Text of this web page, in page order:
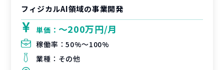
フィジカルAI領域の事業開発
単価： 〜200万円/月
稼働率：50%〜100%
業種： その他